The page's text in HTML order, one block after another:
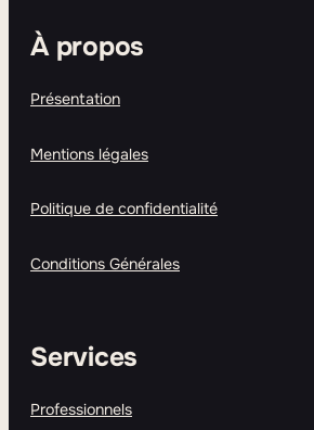
À propos
Présentation
Mentions légales
Politique de confidentialité
Conditions Générales
Services
Professionnels